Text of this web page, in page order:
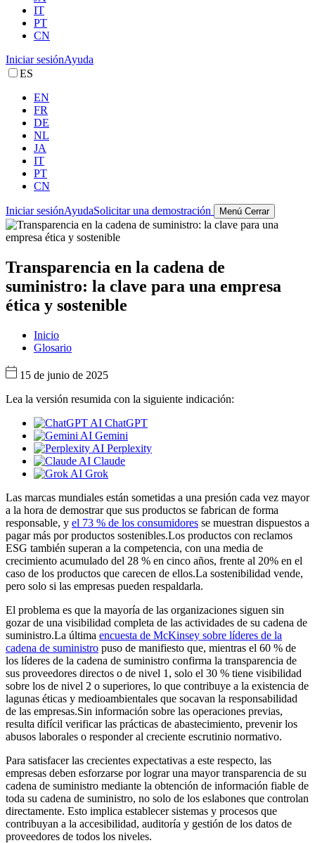
IT
PT
CN
Iniciar sesiónAyuda
ES
EN
FR
DE
NL
JA
IT
PT
CN
Iniciar sesiónAyudaSolicitar una demostración Menú Cerrar
Transparencia en la cadena de
suministro: la clave para una empresa
ética y sostenible
Inicio
Glosario
15 de junio de 2025
Lea la versión resumida con la siguiente indicación:
ChatGPT
Gemini
Perplexity
Claude
Grok
Las marcas mundiales están sometidas a una presión cada vez mayor
a la hora de demostrar que sus productos se fabrican de forma
responsable, y el 73 % de los consumidores se muestran dispuestos a
pagar más por productos sostenibles.Los productos con reclamos
ESG también superan a la competencia, con una media de
crecimiento acumulado del 28 % en cinco años, frente al 20% en el
caso de los productos que carecen de ellos.La sostenibilidad vende,
pero solo si las empresas pueden respaldarla.
El problema es que la mayoría de las organizaciones siguen sin
gozar de una visibilidad completa de las actividades de su cadena de
suministro.La última encuesta de McKinsey sobre líderes de la
cadena de suministro puso de manifiesto que, mientras el 60 % de
los líderes de la cadena de suministro confirma la transparencia de
sus proveedores directos o de nivel 1, solo el 30 % tiene visibilidad
sobre los de nivel 2 o superiores, lo que contribuye a la existencia de
lagunas éticas y medioambientales que socavan la responsabilidad
de las empresas.Sin información sobre las operaciones previas,
resulta difícil verificar las prácticas de abastecimiento, prevenir los
abusos laborales o responder al creciente escrutinio normativo.
Para satisfacer las crecientes expectativas a este respecto, las
empresas deben esforzarse por lograr una mayor transparencia de su
cadena de suministro mediante la obtención de información fiable de
toda su cadena de suministro, no solo de los eslabones que controlan
directamente. Esto implica establecer sistemas y procesos que
contribuyan a la accesibilidad, auditoría y gestión de los datos de
proveedores de todos los niveles.